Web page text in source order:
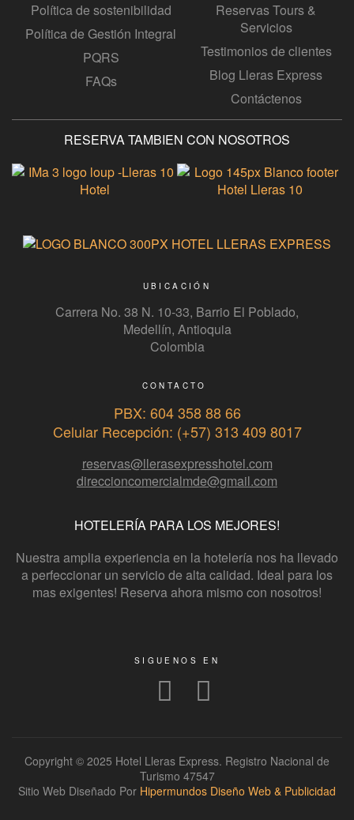
Política de sostenibilidad
Política de Gestión Integral
PQRS
FAQs
Reservas Tours &
Servicios
Testimonios de clientes
Blog Lleras Express
Contáctenos
RESERVA TAMBIEN CON NOSOTROS
UBICACIÓN
Carrera No. 38 N. 10-33, Barrio El Poblado,
Medellín, Antioquia
Colombia
CONTACTO
PBX: 604 358 88 66
Celular Recepción: (+57) 313 409 8017
reservas@llerasexpresshotel.com
direccioncomercialmde@gmail.com
HOTELERÍA PARA LOS MEJORES!
Nuestra amplia experiencia en la hotelería nos ha llevado
a perfeccionar un servicio de alta calidad. Ideal para los
mas exigentes! Reserva ahora mismo con nosotros!
SIGUENOS EN
Copyright © 2025 Hotel Lleras Express. Registro Nacional de
Turismo 47547
Sitio Web Diseñado Por Hipermundos Diseño Web & Publicidad